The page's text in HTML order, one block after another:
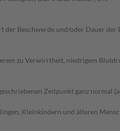
der Beschwerde und/oder Dauer
zu Verwirrtheit, niedrigem
Zeitpunkt ganz normal
Kleinkindern und älteren